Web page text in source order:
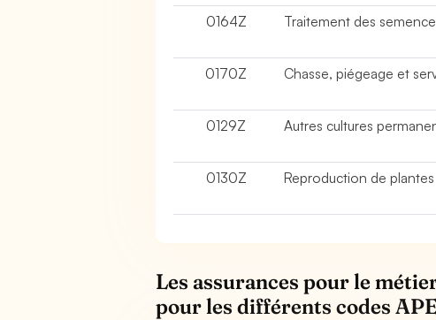
0164Z
Traitement des
0170Z
Chasse, piégeage et
0129Z
Autres cultures
0130Z
Reproduction de plantes
Les assurances pour le
pour les différents codes